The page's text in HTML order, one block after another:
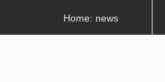
Home: news